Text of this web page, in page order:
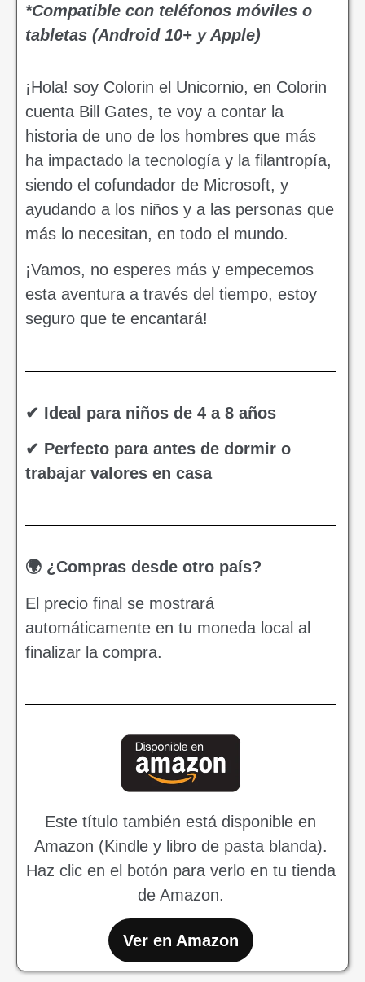
*Compatible con teléfonos móviles o
tabletas (Android 10+ y Apple)
¡Hola! soy Colorin el Unicornio, en Colorin
cuenta Bill Gates, te voy a contar la
historia de uno de los hombres que más
ha impactado la tecnología y la filantropía,
siendo el cofundador de Microsoft, y
ayudando a los niños y a las personas que
más lo necesitan, en todo el mundo.
¡Vamos, no esperes más y empecemos
esta aventura a través del tiempo, estoy
seguro que te encantará!
✔ Ideal para niños de 4 a 8 años
✔ Perfecto para antes de dormir o
trabajar valores en casa
🌍 ¿Compras desde otro país?
El precio final se mostrará
automáticamente en tu moneda local al
finalizar la compra.
Este título también está disponible en
Amazon (Kindle y libro de pasta blanda).
Haz clic en el botón para verlo en tu tienda
de Amazon.
Ver en Amazon